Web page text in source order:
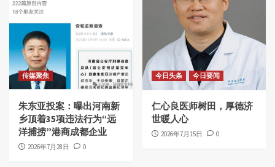
传媒聚焦
朱东亚投案：曝出河南新
乡顶着35项违法行为“远
洋捕捞”港商成都企业
2026年7月28日 0
今日头条 今日要闻
仁心良医师树田，厚德济
世暖人心
2026年7月15日 0